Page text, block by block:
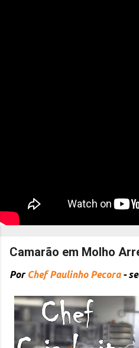
Camarão em Molho
Por Chef Paulinho Pecora -